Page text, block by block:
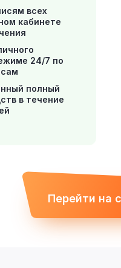
всех
кабинете
24/7 по
полный
в течение
Перейти на